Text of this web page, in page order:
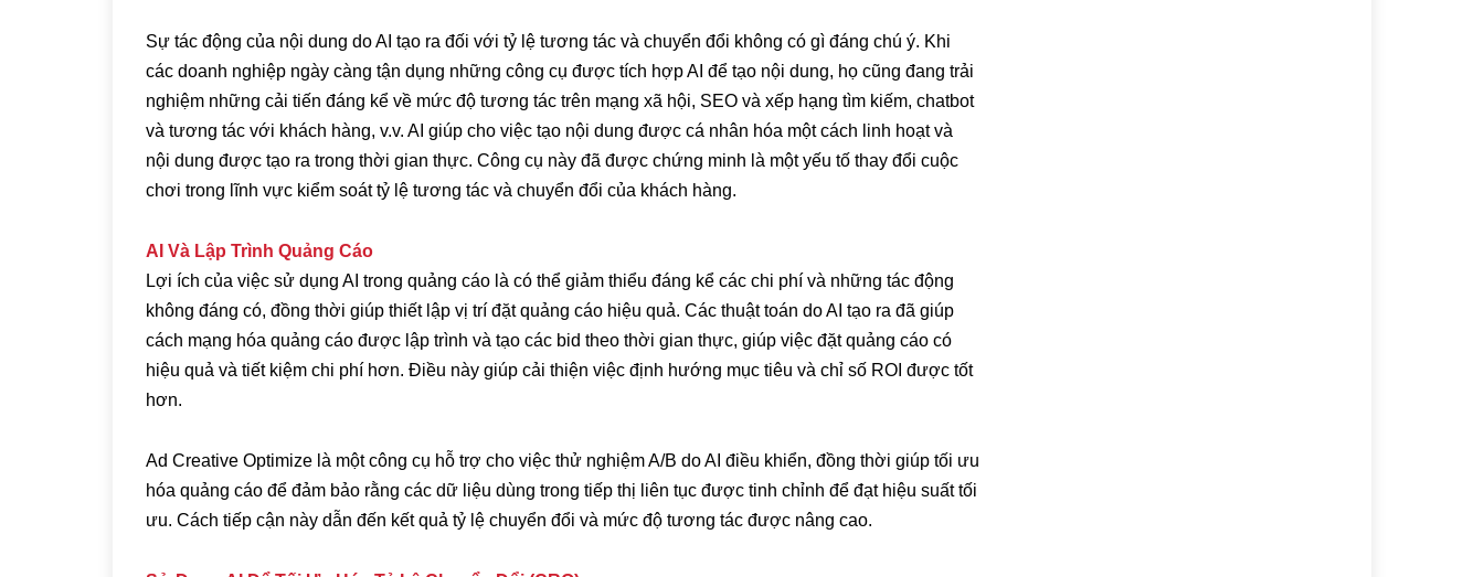
Sự tác động của nội dung do AI tạo ra đối với tỷ lệ tương tác và chuyển đổi không có gì đáng chú ý. Khi
các doanh nghiệp ngày càng tận dụng những công cụ được tích hợp AI để tạo nội dung, họ cũng đang trải
nghiệm những cải tiến đáng kể về mức độ tương tác trên mạng xã hội, SEO và xếp hạng tìm kiếm, chatbot
và tương tác với khách hàng, v.v. AI giúp cho việc tạo nội dung được cá nhân hóa một cách linh hoạt và
nội dung được tạo ra trong thời gian thực. Công cụ này đã được chứng minh là một yếu tố thay đổi cuộc
chơi trong lĩnh vực kiểm soát tỷ lệ tương tác và chuyển đổi của khách hàng.
AI Và Lập Trình Quảng Cáo
Lợi ích của việc sử dụng AI trong quảng cáo là có thể giảm thiểu đáng kể các chi phí và những tác động
không đáng có, đồng thời giúp thiết lập vị trí đặt quảng cáo hiệu quả. Các thuật toán do AI tạo ra đã giúp
cách mạng hóa quảng cáo được lập trình và tạo các bid theo thời gian thực, giúp việc đặt quảng cáo có
hiệu quả và tiết kiệm chi phí hơn. Điều này giúp cải thiện việc định hướng mục tiêu và chỉ số ROI được tốt
hơn.
Ad Creative Optimize là một công cụ hỗ trợ cho việc thử nghiệm A/B do AI điều khiển, đồng thời giúp tối ưu
hóa quảng cáo để đảm bảo rằng các dữ liệu dùng trong tiếp thị liên tục được tinh chỉnh để đạt hiệu suất tối
ưu. Cách tiếp cận này dẫn đến kết quả tỷ lệ chuyển đổi và mức độ tương tác được nâng cao.